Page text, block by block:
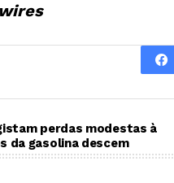
perdas modestas à
da gasolina descem